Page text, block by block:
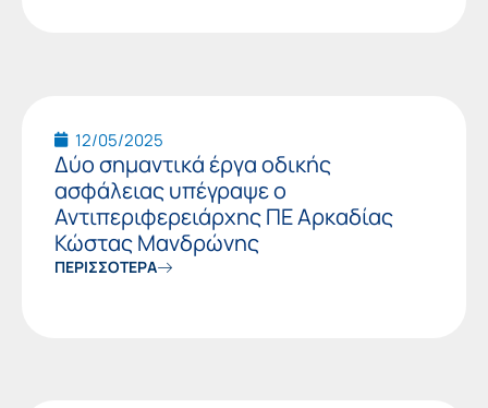
12/05/2025
Δύο σημαντικά έργα οδικής
ασφάλειας υπέγραψε ο
Αντιπεριφερειάρχης ΠΕ Αρκαδίας
Κώστας Μανδρώνης
ΠΕΡΙΣΣΟΤΕΡΑ